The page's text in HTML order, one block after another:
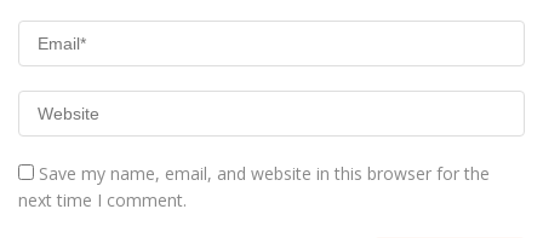
Save my name, email, and website in this browser for the
next time I comment.